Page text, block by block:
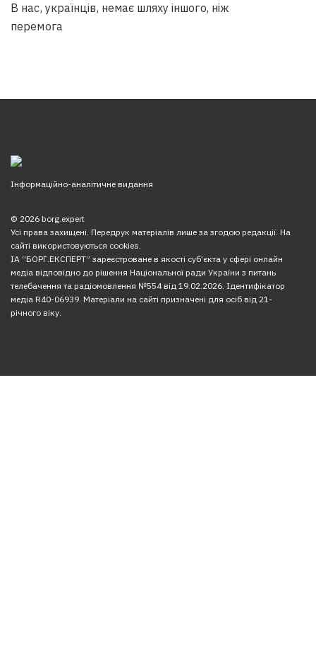
В нас, українців, немає шляху іншого, ніж
перемога
Інформаційно-аналітичне видання
© 2026 borg.expert
Усі права захищені. Передрук матеріалів лише за згодою редакції. На
сайті використовуються cookies.
ІА “БОРГ.ЕКСПЕРТ” зареєстроване в якості суб’єкта у сфері онлайн
медіа відповідно до рішення Національної ради України з питань
телебачення та радіомовлення №554 від 19.02.2026. Ідентифікатор
медіа R40-06939. Матеріали на сайті призначені для осіб від 21-
річного віку.